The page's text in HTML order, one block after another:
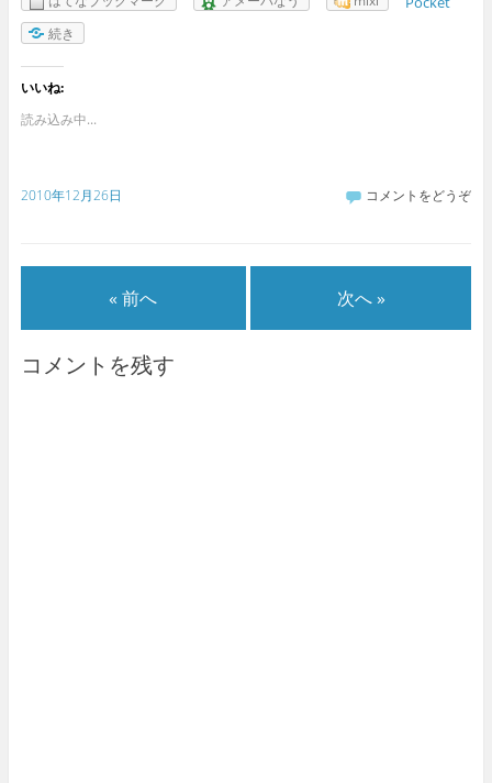
続き
いいね:
読み込み中...
2010年12月26日 コメントをどうぞ
« 前へ 次へ »
コメントを残す